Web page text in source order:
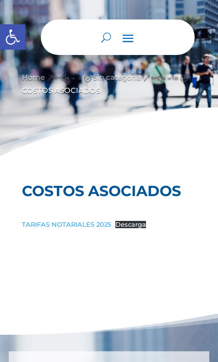
Abrir barra de herramientas
Home &#x39; Sin categoría &#x39;
COSTOS ASOCIADOS
COSTOS ASOCIADOS
TARIFAS NOTARIALES 2025 Descarga